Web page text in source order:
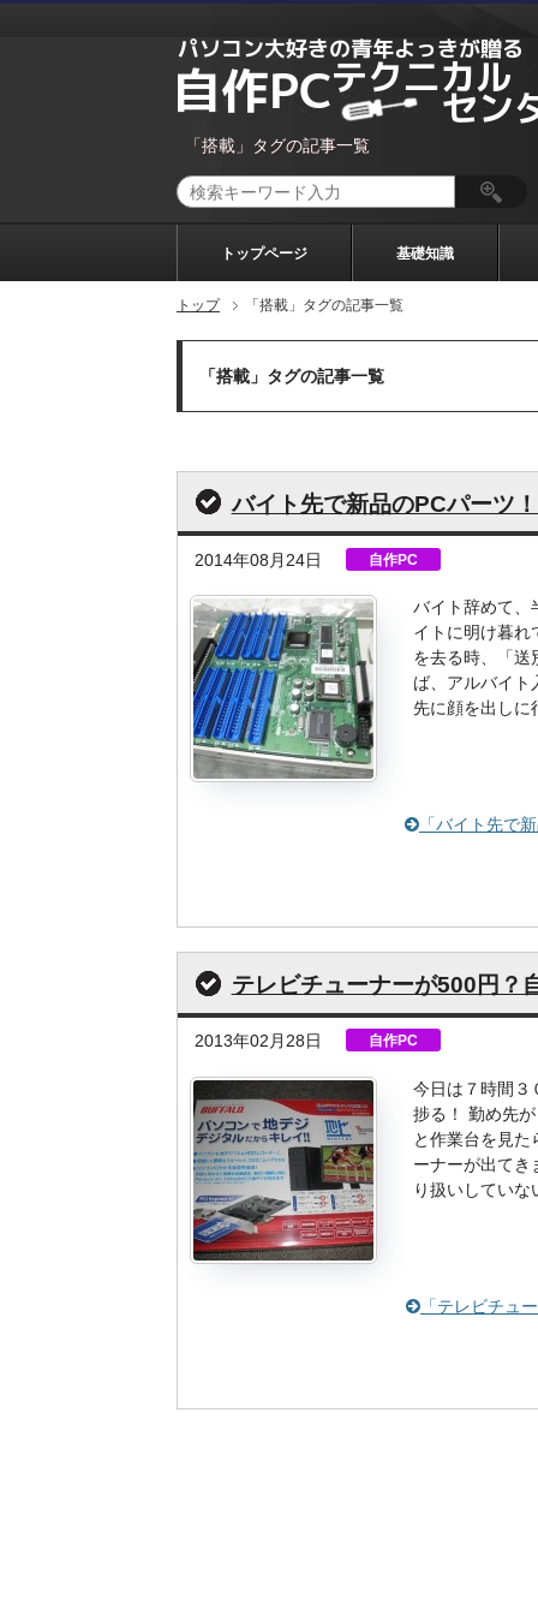
「搭載」タグの記事一覧
トップページ 基礎知識
トップ 「搭載」タグの記事一覧
「搭載」タグの記事一覧
バイト先で新品のPCパーツ
2014年08月24日 自作PC
バイト辞めて、
イトに明け暮れ
を去る時、「送
ば、アルバイト
先に顔を出しに
「バイト先で
テレビチューナーが500円？
2013年02月28日 自作PC
今日は７時間３
捗る！ 勤め先
と作業台を見た
ーナーが出てき
り扱いしてい
「テレビチュ